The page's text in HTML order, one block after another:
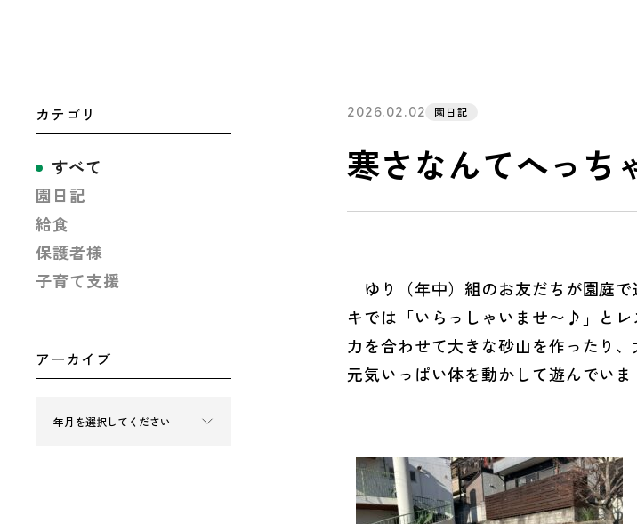
2026.02.02 園日記
寒さなんてへっち
ゆり（年中）組のお友だちが園庭
キでは「いらっしゃいませ〜♪」と
力を合わせて大きな砂山を作ったり
元気いっぱい体を動かして遊んでい
カテゴリ
すべて
園日記
給食
保護者様
子育て支援
アーカイブ